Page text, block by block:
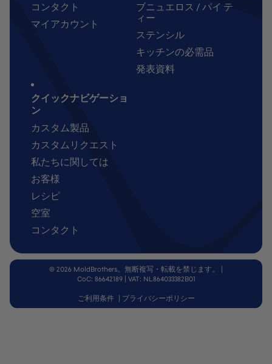
コンタクト
マイアカウント
ブニュエロス / パイ テ
ィー
ステンシル
キッチンの必需品
発表資料
クイックナビゲーショ
ン
カスタム製品
カスタムリクエスト
私たちに関しては
お客様
レシピ
空室
コンタクト
© 2026 MoldBrothers。無断複写・転載を禁じます。
|
CoC: 86642189 | VAT: NL864033382B01
ご利用条件 | プライバシーポリシー